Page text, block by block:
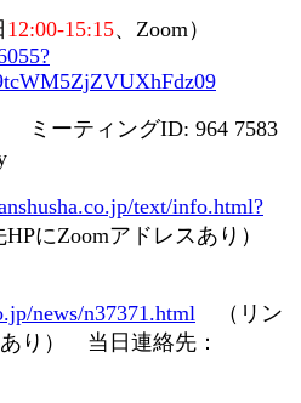
12:00-15:15、 Zoom）
ミーティングID: 964 7583
text/info.html?
HPにZoomアドレスあり）
news/n37371.html （リン
り） 当日連絡先：